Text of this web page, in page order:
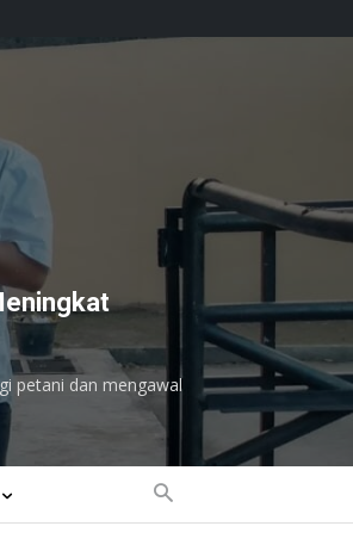
petani dan mengawal